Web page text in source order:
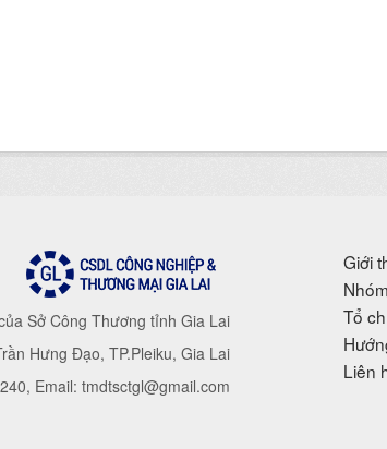
Sở Công Thương tỉnh Gia Lai
Hưng Đạo, TP.Pleiku, Gia Lai
Email: tmdtsctgl@gmail.com
Giới
Tổ
Liên